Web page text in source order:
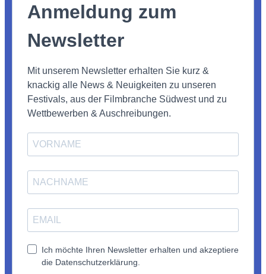
Anmeldung zum
Newsletter
Mit unserem Newsletter erhalten Sie kurz &
knackig alle News & Neuigkeiten zu unseren
Festivals, aus der Filmbranche Südwest und zu
Wettbewerben & Auschreibungen.
Ich möchte Ihren Newsletter erhalten und akzeptiere
die Datenschutzerklärung.